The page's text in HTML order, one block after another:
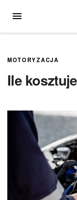
MENU
MOTORYZACJA
Ile